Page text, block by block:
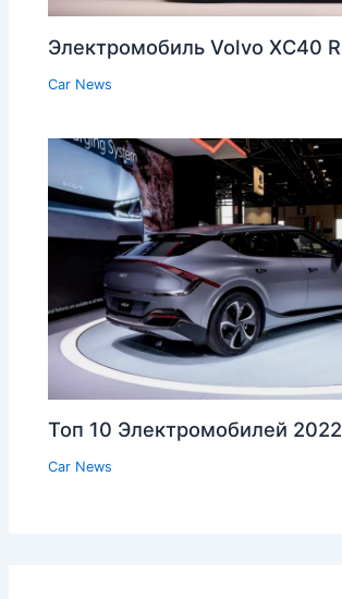
Электромобиль Volvo XC40
Car News
Топ 10 Электромобилей
Car News